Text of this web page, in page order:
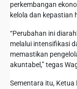
perkembangan
kelola dan kepastian
“Perubahan ini
melalui intensifikasi
memastikan
akuntabel,” tegas
Sementara itu, Ketua